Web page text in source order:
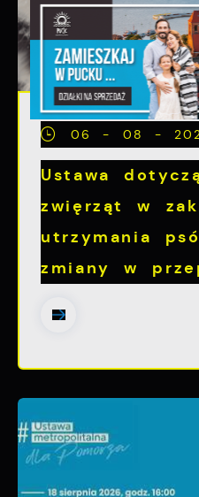
06 - 08 -
Ustawa
zwięrząt w
utrzymania
zmiany w